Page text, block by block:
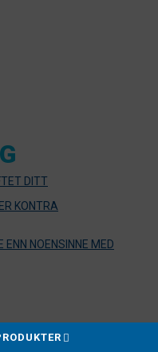
DITT
KONTRA
ENN NOENSINNE MED